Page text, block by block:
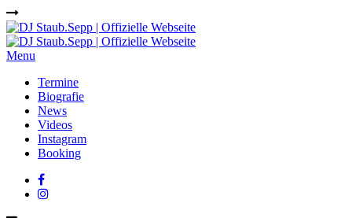
Menu
Termine
Biografie
News
Videos
Instagram
Booking